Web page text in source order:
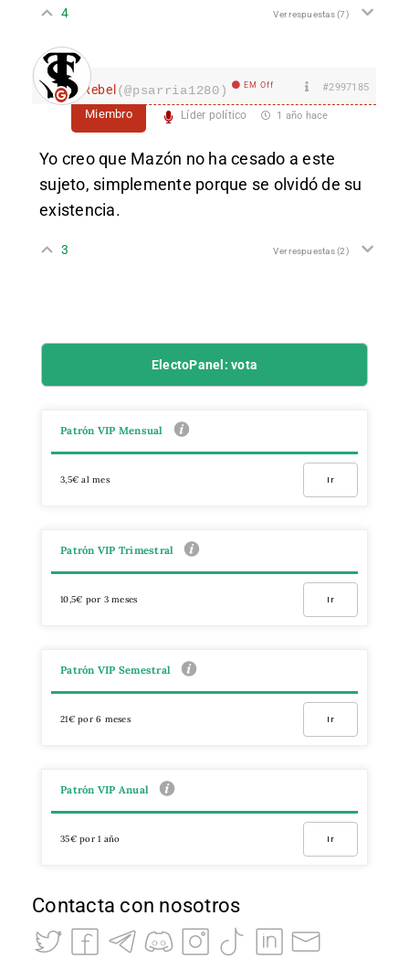
4 Ver respuestas(7)
Rebel(@psarria1280) EM Off #2997185
Miembro Líder político 1 año hace
Yo creo que Mazón no ha cesado a este
sujeto, simplemente porque se olvidó de su
existencia.
3 Ver respuestas(2)
ElectoPanel: vota
Patrón VIP Mensual
3,5€ al mes Ir
Patrón VIP Trimestral
10,5€ por 3 meses Ir
Patrón VIP Semestral
21€ por 6 meses Ir
Patrón VIP Anual
35€ por 1 año Ir
Contacta con nosotros